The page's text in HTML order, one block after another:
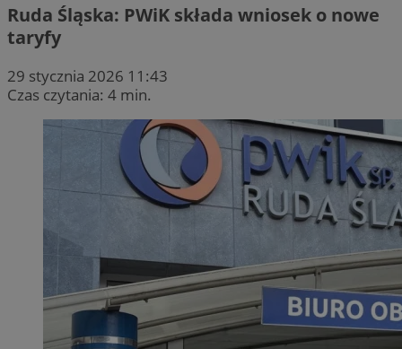
Ruda Śląska: PWiK składa wniosek o nowe
taryfy
29 stycznia 2026 11:43
Czas czytania: 4 min.